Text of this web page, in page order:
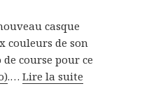
casque
couleurs de son
course pour ce
.…Lire la suite